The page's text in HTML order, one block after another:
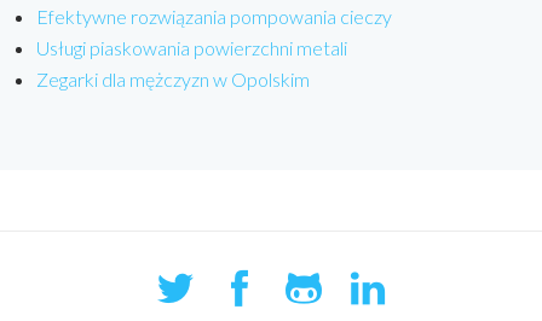
Efektywne rozwiązania pompowania cieczy
Usługi piaskowania powierzchni metali
Zegarki dla mężczyzn w Opolskim